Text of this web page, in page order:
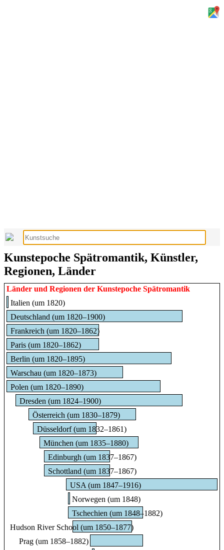
Kunstepoche Spätromantik, Künstler,
Regionen, Länder
Länder und Regionen der Kunstepoche Spätromantik
Italien (um 1820)
Deutschland (um 1820–1900)
Frankreich (um 1820–1862)
Paris (um 1820–1862)
Berlin (um 1820–1895)
Warschau (um 1820–1873)
Polen (um 1820–1890)
Dresden (um 1824–1900)
Österreich (um 1830–1879)
Düsseldorf (um 1832–1861)
München (um 1835–1880)
Edinburgh (um 1837–1867)
Schottland (um 1837–1867)
USA (um 1847–1916)
Norwegen (um 1848)
Tschechien (um 1848–1882)
Hudson River School (um 1850–1877)
Prag (um 1858–1882)